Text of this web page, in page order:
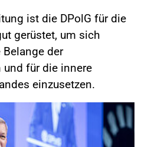
ist die DPolG für die
gerüstet, um sich
der
für die innere
einzusetzen.